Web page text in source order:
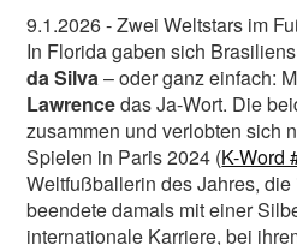
9.1.2026 - Zwei Weltstars im
In Florida gaben sich
da Silva– oder ganz einfach:
Lawrencedas Ja-Wort. Die
zusammen und verlobten sich
Spielen in Paris 2024 (K-Word
Weltfußballerin des Jahres,
beendete damals mit einer
internationale Karriere, bei
unabhängig ist und
zunehmend schwer.
Unterstützt unsere Arbeit!
Vielen Dank!
Euer L-MAG-Team